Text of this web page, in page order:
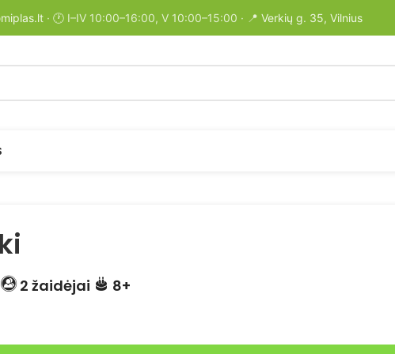
· 🕐 I–IV 10:00–16:00, V 10:00–15:00 · 📍 Verkių g. 35, Vilnius
2 žaidėjai 8+